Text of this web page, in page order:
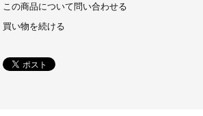
この商品について問い合わせる
買い物を続ける